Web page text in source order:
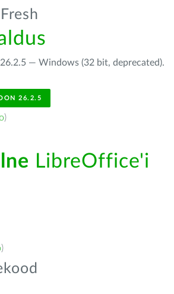
— Windows (32 bit, deprecated).
26.2.5
)
LibreOffice'i
)